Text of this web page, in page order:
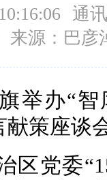
通
来源：巴彦
举办“
献策座谈
区党委